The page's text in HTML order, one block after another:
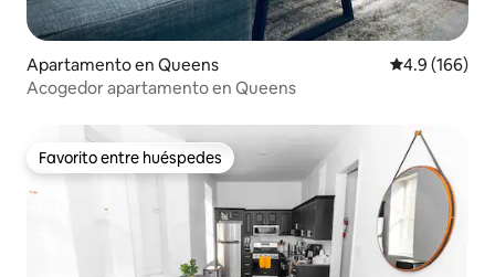
Apartamento en Queens Calificación
4.9 (166)
Acogedor apartamento en Queens
Favorito entre huéspedes
Favorito entre huéspedes